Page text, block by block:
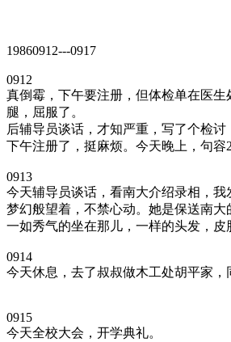
19860912---0917
0912
真倒霉，下午要注册，但体检单在医
腿，屈服了。
后辅导员谈话，才知严重，写了个检讨
下午注册了，挺麻烦。今天晚上，句容
0913
今天辅导员谈话，看南大介绍录相，
梦幻般望着，不禁心动。她是保送南
一如秀气的坐在那儿，一样的头发，
0914
今天休息，去了叔叔做木工处胡平家
0915
今天全校大会，开学典礼。